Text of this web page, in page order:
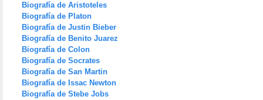
Biografía de Aristoteles
Biografía de Platon
Biografía de Justin Bieber
Biografía de Benito Juarez
Biografía de Colon
Biografía de Socrates
Biografía de San Martin
Biografía de Issac Newton
Biografía de Stebe Jobs